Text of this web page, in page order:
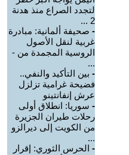
لتجدد الصراع منذ هدنة
2 ...
- صحيفة ألمانية: مبادرة
غربية لنقل الأصول
الروسية المجمدة من -
...
- بين التأكيد والنفي..
فضيحة غرامية تزلزل
عرش إنفانتينو
- سوريا: انطلاق أولى
رحلات طيران الجزيرة
من الكويت إلى ديرالزو
...
- الحرس الثوري: إقرار